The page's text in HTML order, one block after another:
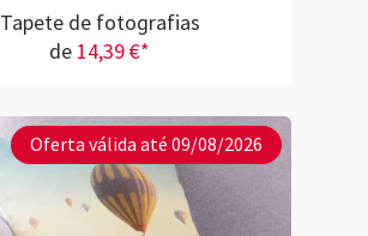
Tapete de fotografias
de 14,39 €*
Oferta válida até 09/08/2026